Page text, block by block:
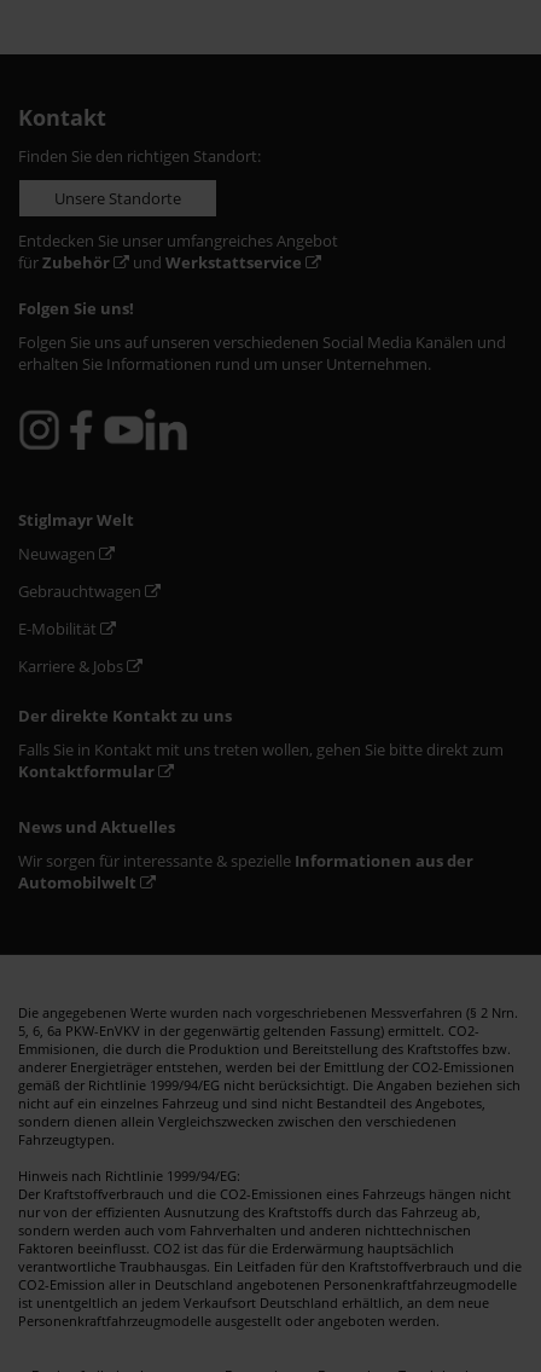
Kontakt
Finden Sie den richtigen Standort:
Unsere Standorte
Entdecken Sie unser umfangreiches Angebot
fürZubehör und Werkstattservice
Folgen Sie uns!
Folgen Sie uns auf unseren verschiedenen Social Media Kanälen und
erhalten Sie Informationen rund um unser Unternehmen.
Stiglmayr Welt
Neuwagen
Gebrauchtwagen
E-Mobilität
Karriere & Jobs
Der direkte Kontakt zu uns
Falls Sie in Kontakt mit uns treten wollen, gehen Sie bitte direkt zum
Kontaktformular
News und Aktuelles
Wir sorgen für interessante & spezielle Informationen aus der
Automobilwelt
Die angegebenen Werte wurden nach vorgeschriebenen Messverfahren (§ 2 Nrn.
5, 6, 6a PKW-EnVKV in der gegenwärtig geltenden Fassung) ermittelt. CO2-
Emmisionen, die durch die Produktion und Bereitstellung des Kraftstoffes bzw.
anderer Energieträger entstehen, werden bei der Emittlung der CO2-Emissionen
gemäß der Richtlinie 1999/94/EG nicht berücksichtigt. Die Angaben beziehen sich
nicht auf ein einzelnes Fahrzeug und sind nicht Bestandteil des Angebotes,
sondern dienen allein Vergleichszwecken zwischen den verschiedenen
Fahrzeugtypen.
Hinweis nach Richtlinie 1999/94/EG:
Der Kraftstoffverbrauch und die CO2-Emissionen eines Fahrzeugs hängen nicht
nur von der effizienten Ausnutzung des Kraftstoffs durch das Fahrzeug ab,
sondern werden auch vom Fahrverhalten und anderen nichttechnischen
Faktoren beeinflusst. CO2 ist das für die Erderwärmung hauptsächlich
verantwortliche Traubhausgas. Ein Leitfaden für den Kraftstoffverbrauch und die
CO2-Emission aller in Deutschland angebotenen Personenkraftfahrzeugmodelle
ist unentgeltlich an jedem Verkaufsort Deutschland erhältlich, an dem neue
Personenkraftfahrzeugmodelle ausgestellt oder angeboten werden.